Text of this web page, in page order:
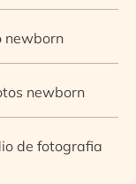
newborn
newborn
de fotografia